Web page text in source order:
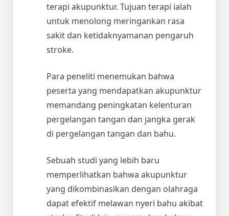
terapi akupunktur. Tujuan terapi ialah
untuk menolong meringankan rasa
sakit dan ketidaknyamanan pengaruh
stroke.
Para peneliti menemukan bahwa
peserta yang mendapatkan akupunktur
memandang peningkatan kelenturan
pergelangan tangan dan jangka gerak
di pergelangan tangan dan bahu.
Sebuah studi yang lebih baru
memperlihatkan bahwa akupunktur
yang dikombinasikan dengan olahraga
dapat efektif melawan nyeri bahu akibat